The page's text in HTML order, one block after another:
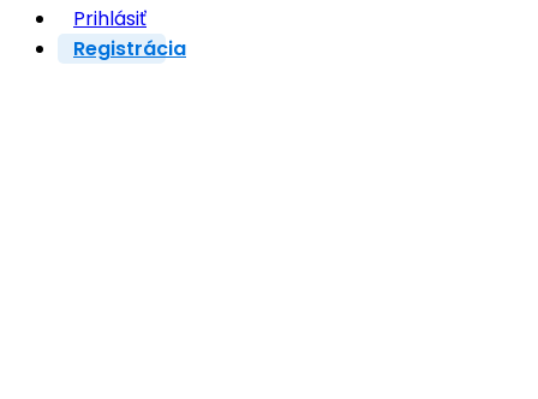
Prihlásiť
Registrácia